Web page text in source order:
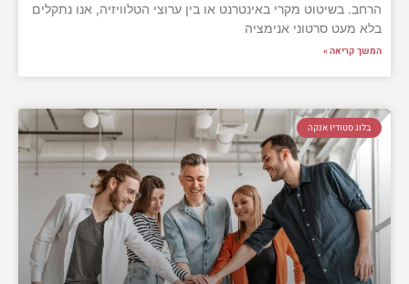
הרחב. בשיטוט מקרי באינטרנט או בין ערוצי הטלוויזיה, אנו נתקלים
בלא מעט סרטוני אנימציה
המשך קריאה »
בלוג סטודיו אנקה